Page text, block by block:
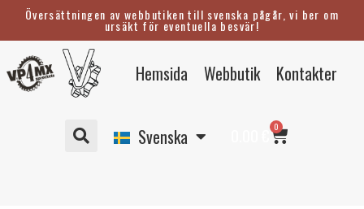
Hoppa
innehåll
Översättningen av webbutiken till svenska pågår, vi ber om
ursäkt för eventuella besvär!
Hemsida Webbutik Kontakter
Svenska
English
Deutsch
0
Varukorg